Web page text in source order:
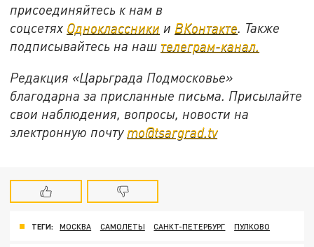
присоединяйтесь к нам в
соцсетях Одноклассники и ВКонтакте . Также
подписывайтесь на наш телеграм-канал.
Редакция «Царьграда Подмосковье»
благодарна за присланные письма. Присылайте
свои наблюдения, вопросы, новости на
электронную почту mo@tsargrad.tv
ТЕГИ: МОСКВА САМОЛЕТЫ САНКТ-ПЕТЕРБУРГ ПУЛКОВО